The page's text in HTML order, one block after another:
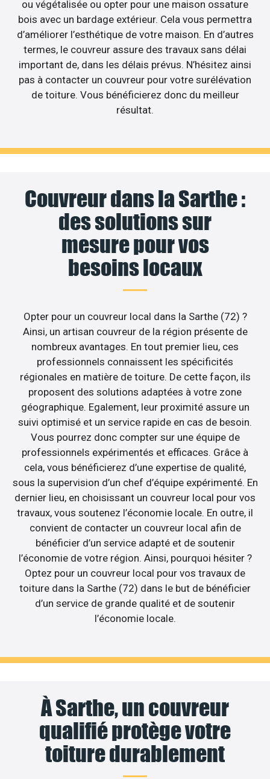
ou végétalisée ou opter pour une maison ossature
bois avec un bardage extérieur. Cela vous permettra
d’améliorer l’esthétique de votre maison. En d’autres
termes, le couvreur assure des travaux sans délai
important de, dans les délais prévus. N’hésitez ainsi
pas à contacter un couvreur pour votre surélévation
de toiture. Vous bénéficierez donc du meilleur
résultat.
Couvreur dans la Sarthe :
des solutions sur
mesure pour vos
besoins locaux
Opter pour un couvreur local dans la Sarthe (72) ?
Ainsi, un artisan couvreur de la région présente de
nombreux avantages. En tout premier lieu, ces
professionnels connaissent les spécificités
régionales en matière de toiture. De cette façon, ils
proposent des solutions adaptées à votre zone
géographique. Egalement, leur proximité assure un
suivi optimisé et un service rapide en cas de besoin.
Vous pourrez donc compter sur une équipe de
professionnels expérimentés et efficaces. Grâce à
cela, vous bénéficierez d’une expertise de qualité,
sous la supervision d’un chef d’équipe expérimenté. En
dernier lieu, en choisissant un couvreur local pour vos
travaux, vous soutenez l’économie locale. En outre, il
convient de contacter un couvreur local afin de
bénéficier d’un service adapté et de soutenir
l’économie de votre région. Ainsi, pourquoi hésiter ?
Optez pour un couvreur local pour vos travaux de
toiture dans la Sarthe (72) dans le but de bénéficier
d’un service de grande qualité et de soutenir
l’économie locale.
À Sarthe, un couvreur
qualifié protège votre
toiture durablement